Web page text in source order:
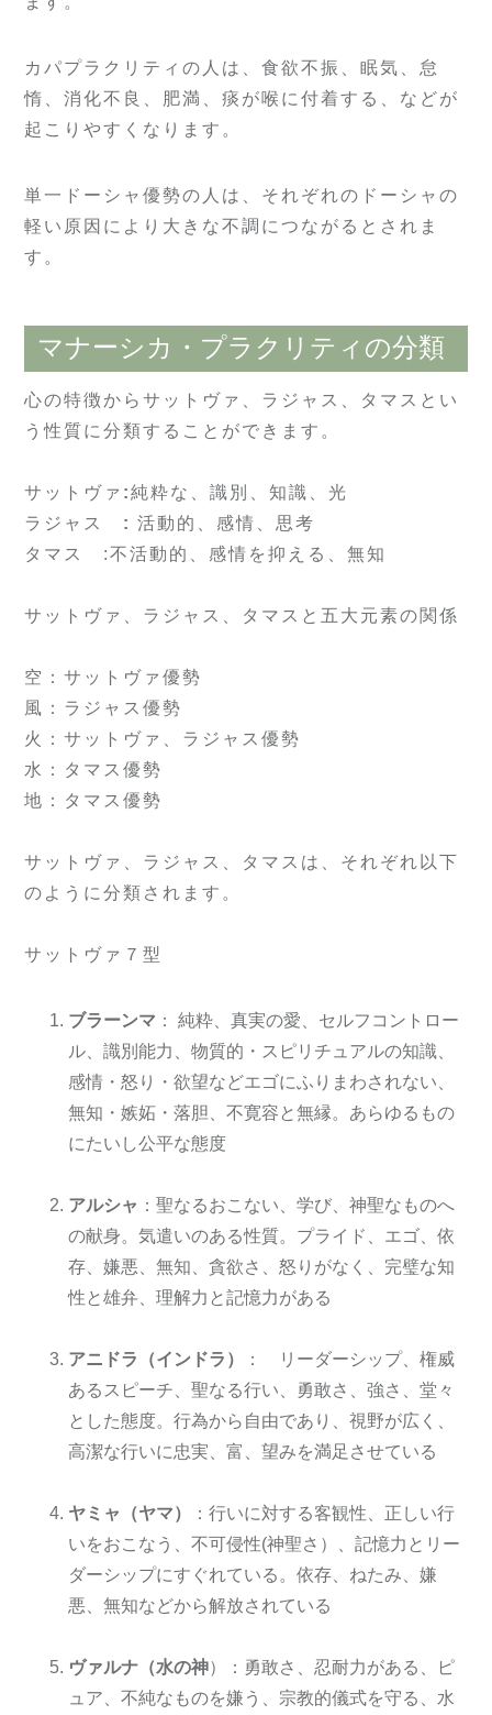
カパプラクリティの人は、食欲不振、眠気、怠
惰、消化不良、肥満、痰が喉に付着する、などが
起こりやすくなります。
単一ドーシャ優勢の人は、それぞれのドーシャの
軽い原因により大きな不調につながるとされま
す。
マナーシカ・プラクリティの分類
心の特徴からサットヴァ、ラジャス、タマスとい
う性質に分類することができます。
サットヴァ :純粋な、識別、知識、光
ラジャス :活動的、感情、思考
タマス :不活動的、感情を抑える、無知
サットヴァ、ラジャス、タマスと五大元素の関係
空：サットヴァ優勢
風：ラジャス優勢
火：サットヴァ、ラジャス優勢
水：タマス優勢
地：タマス優勢
サットヴァ、ラジャス、タマスは、それぞれ以下
のように分類されます。
サットヴァ７型
ブラーンマ ： 純粋、真実の愛、セルフコントロー
ル、識別能力、物質的・スピリチュアルの知識、
感情・怒り・欲望などエゴにふりまわされない、
無知・嫉妬・落胆、不寛容と無縁。あらゆるもの
にたいし公平な態度
アルシャ ：聖なるおこない、学び、神聖なものへ
の献身。気遣いのある性質。プライド、エゴ、依
存、嫌悪、無知、貪欲さ、怒りがなく、完璧な知
性と雄弁、理解力と記憶力がある
アニドラ（インドラ）
： リーダーシップ、権威
あるスピーチ、聖なる行い、勇敢さ、強さ、堂々
とした態度。行為から自由であり、視野が広く、
高潔な行いに忠実、富、望みを満足させている
ヤミャ（ヤマ）
：行いに対する客観性、正しい行
いをおこなう、不可侵性(神聖さ）、記憶力とリー
ダーシップにすぐれている。依存、ねたみ、嫌
悪、無知などから解放されている
ヴァルナ（水の神）：勇敢さ、忍耐力がある、ピ
ュア、不純なものを嫌う、宗教的儀式を守る、水